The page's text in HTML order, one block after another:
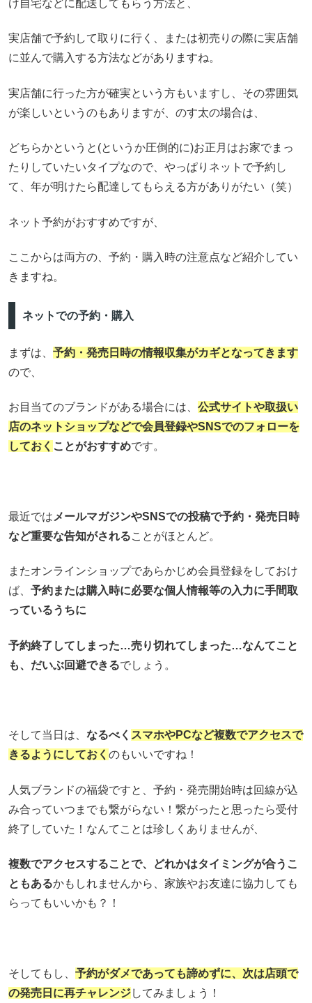
け自宅などに配送してもらう方法と、
実店舗で予約して取りに行く、または初売りの際に実店舗
に並んで購入する方法などがありますね。
実店舗に行った方が確実という方もいますし、その雰囲気
が楽しいというのもありますが、のす太の場合は、
どちらかというと(というか圧倒的に)お正月はお家でまっ
たりしていたいタイプなので、やっぱりネットで予約し
て、年が明けたら配達してもらえる方がありがたい（笑）
ネット予約がおすすめですが、
ここからは両方の、予約・購入時の注意点など紹介してい
きますね。
ネットでの予約・購入
まずは、 予約・発売日時の情報収集がカギとなってきます
ので、
お目当てのブランドがある場合には、 公式サイトや取扱い
店のネットショップなどで会員登録やSNSでのフォローを
しておく ことがおすすめです。
最近では メールマガジンやSNSでの投稿で予約・発売日時
など重要な告知がされることがほとんど。
またオンラインショップであらかじめ会員登録をしておけ
ば、 予約または購入時に必要な個人情報等の入力に手間取
っているうちに
予約終了してしまった…売り切れてしまった…なんてこと
も、だいぶ回避できるでしょう。
そして当日は、 なるべく スマホやPCなど複数でアクセスで
きるようにしておく のもいいですね！
人気ブランドの福袋ですと、予約・発売開始時は回線が込
み合っていつまでも繋がらない！繋がったと思ったら受付
終了していた！なんてことは珍しくありませんが、
複数でアクセスすることで、どれかはタイミングが合うこ
ともあるかもしれませんから、家族やお友達に協力しても
らってもいいかも？！
そしてもし、 予約がダメであっても諦めずに、次は店頭で
の発売日に再チャレンジしてみましょう！